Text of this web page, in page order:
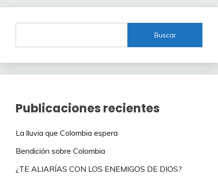
Buscar
Publicaciones recientes
La lluvia que Colombia espera
Bendición sobre Colombia
¿TE ALIARÍAS CON LOS ENEMIGOS DE DIOS?